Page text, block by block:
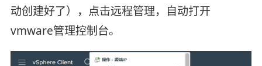
动创建好了），点击远程管理，自动打开
vmware管理控制台。